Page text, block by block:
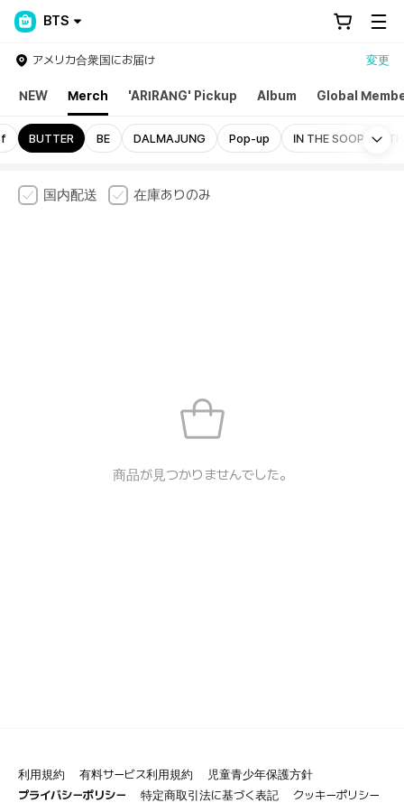
BTS
アメリカ合衆国にお届け 変更
NEW Merch 'ARIRANG' Pickup Album Global
BUTTER BE DALMAJUNG Pop-up IN THE SOOP
国内配送 在庫ありのみ
商品が見つかりませんでした。
利用規約 有料サービス利用規約
児童青少年保護方針
プライバシーポリシー
特定商取引法に基づく表記
クッキーポリシー